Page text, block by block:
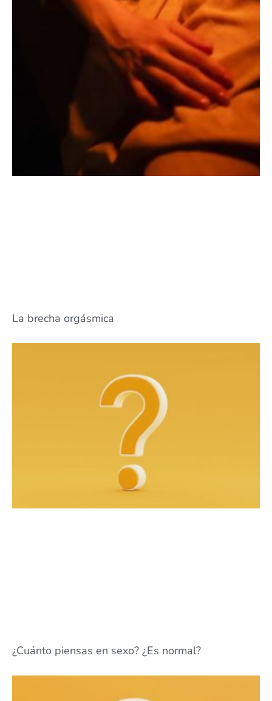
La brecha orgásmica
¿Cuánto piensas en sexo? ¿Es normal?